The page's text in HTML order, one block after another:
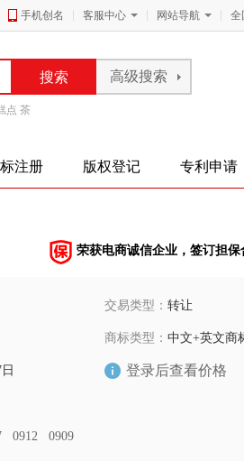
手机创名 客服中心 网站导航 全
点 茶
注册 版权登记 专利申请
荣获电商诚信企业，签订担
交易类型： 转让
商标类型： 中文+英文商
登录后查看价格
0912 0909